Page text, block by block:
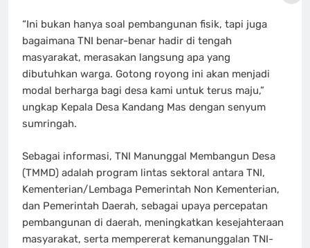
“Ini bukan hanya soal pembangunan fisik, tapi juga
bagaimana TNI benar-benar hadir di tengah
masyarakat, merasakan langsung apa yang
dibutuhkan warga. Gotong royong ini akan menjadi
modal berharga bagi desa kami untuk terus maju,”
ungkap Kepala Desa Kandang Mas dengan senyum
sumringah.
Sebagai informasi, TNI Manunggal Membangun Desa
(TMMD) adalah program lintas sektoral antara TNI,
Kementerian/Lembaga Pemerintah Non Kementerian,
dan Pemerintah Daerah, sebagai upaya percepatan
pembangunan di daerah, meningkatkan kesejahteraan
masyarakat, serta mempererat kemanunggalan TNI-